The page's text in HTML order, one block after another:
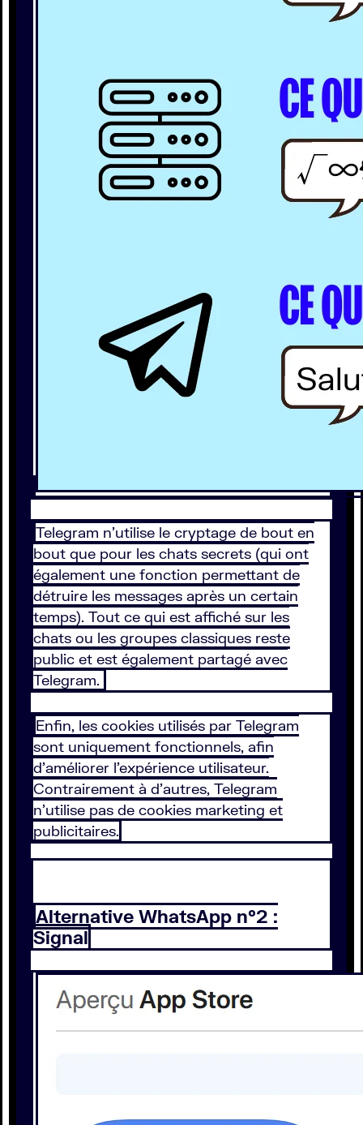
Telegram n'utilise le cryptage de bout en
bout que pour les chats secrets (qui ont
également une fonction permettant de
détruire les messages après un certain
temps). Tout ce qui est affiché sur les
chats ou les groupes classiques reste
public et est également partagé avec
Telegram.
Enfin, les cookies utilisés par Telegram
sont uniquement fonctionnels, afin
d’améliorer l’expérience utilisateur.
Contrairement à d’autres, Telegram
n’utilise pas de cookies marketing et
publicitaires.
Alternative WhatsApp n°2 :
Signal